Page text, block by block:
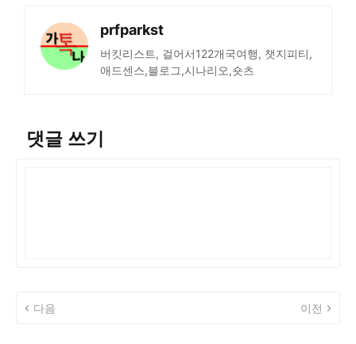
prfparkst
버킷리스트, 걸어서122개국여행, 챗지피티,
애드센스,블로그,시나리오,숏츠
댓글 쓰기
다음 이전